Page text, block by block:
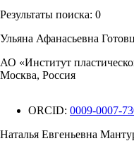
Результаты поиска: 0
Ульяна Афанасьевна
АО «Институт
Москва, Россия
ORCID: 0009-0007-
Наталья Евгеньевна